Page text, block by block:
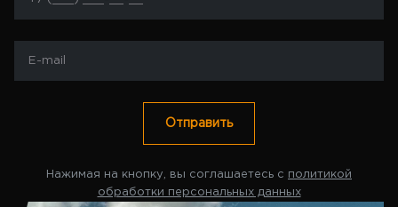
Отправить
Нажимая на кнопку, вы соглашаетесь с политикой
обработки персональных данных